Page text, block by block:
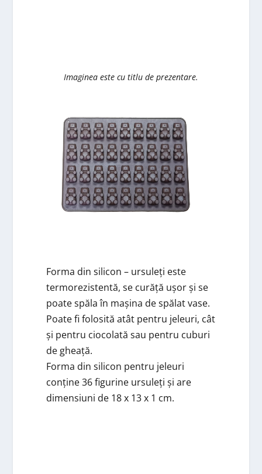
Imaginea este cu titlu de prezentare.
Forma din silicon – ursuleți este
termorezistentă, se curăță ușor și se
poate spăla în mașina de spălat vase.
Poate fi folosită atât pentru jeleuri, cât
și pentru ciocolată sau pentru cuburi
de gheață.
Forma din silicon pentru jeleuri
conține 36 figurine ursuleți și are
dimensiuni de 18 x 13 x 1 cm.